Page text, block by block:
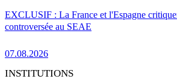
EXCLUSIF : La France et l'Espagne
controversée au SEAE
07.08.2026
INSTITUTIONS